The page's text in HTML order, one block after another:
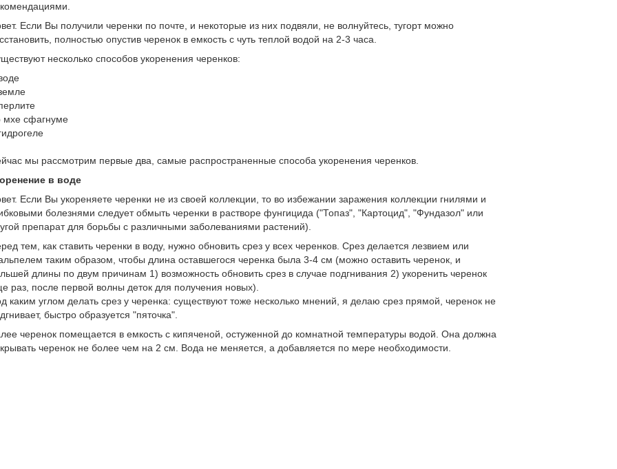
Если Вы получили черенки по почте, и некоторые из них подвяли, не волнуйтесь, тугорт можно
полностью опустив черенок в емкость с чуть теплой водой на 2-3 часа.
несколько способов укоренения черенков:
мхе сфагнуме
мы рассмотрим первые два, самые распространенные способа укоренения черенков.
в воде
Если Вы укореняете черенки не из своей коллекции, то во избежании заражения коллекции гнилями и
болезнями следует обмыть черенки в растворе фунгицида ("Топаз", "Картоцид", "Фундазол" или
препарат для борьбы с различными заболеваниями растений).
тем, как ставить черенки в воду, нужно обновить срез у всех черенков. Срез делается лезвием или
таким образом, чтобы длина оставшегося черенка была 3-4 см (можно оставить черенок, и
длины по двум причинам 1) возможность обновить срез в случае подгнивания 2) укоренить черенок
раз, после первой волны деток для получения новых).
каким углом делать срез у черенка: существуют тоже несколько мнений, я делаю срез прямой, черенок не
быстро образуется "пяточка".
черенок помещается в емкость с кипяченой, остуженной до комнатной температуры водой. Она должна
черенок не более чем на 2 см. Вода не меняется, а добавляется по мере необходимости.